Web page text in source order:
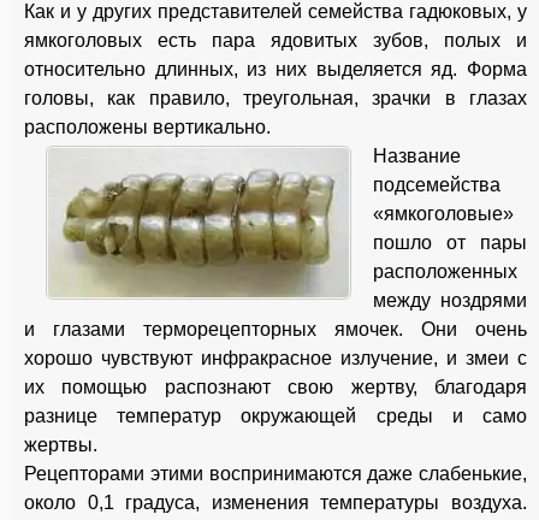
Как и у других представителей семейства гадюковых, у
ямкоголовых есть пара ядовитых зубов, полых и
относительно длинных, из них выделяется яд. Форма
головы, как правило, треугольная, зрачки в глазах
расположены вертикально.
Название
подсемейства
«ямкоголовые»
пошло от пары
расположенных
между ноздрями
и глазами терморецепторных ямочек. Они очень
хорошо чувствуют инфракрасное излучение, и змеи с
их помощью распознают свою жертву, благодаря
разнице температур окружающей среды и само
жертвы.
Рецепторами этими воспринимаются даже слабенькие,
около 0,1 градуса, изменения температуры воздуха.